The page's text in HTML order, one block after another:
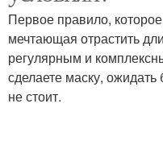
Первое правило,
мечтающая отрастить
регулярным и
сделаете маску,
не стоит.